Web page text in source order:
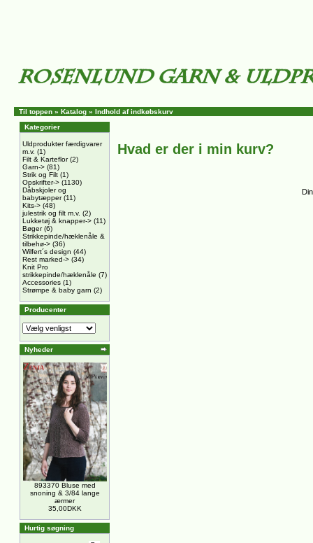
Til toppen » Katalog » Indhold af indkøbskurv
Kategorier
Uldprodukter færdigvarer
m.v. (1)
Filt & Karteflor(2)
Garn-> (81)
Strik og Filt (1)
Opskrifter-> (1130)
Dåbskjoler og
babytæpper(11)
Kits-> (48)
julestrik og filt m.v. (2)
Lukketøj & knapper-> (11)
Bøger(6)
Strikkepinde/hæklenåle &
tilbehø-> (36)
Wilfert´s design (44)
Rest marked-> (34)
Knit Pro
strikkepinde/hæklenåle (7)
Accessories (1)
Strømpe & baby garn (2)
Producenter
Nyheder
893370 Bluse med
snoning & 3/84 lange
ærmer
35,00DKK
Hurtig søgning
Hvad er der i min kurv?